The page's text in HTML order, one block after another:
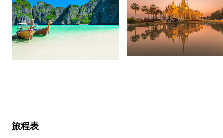
旅程表